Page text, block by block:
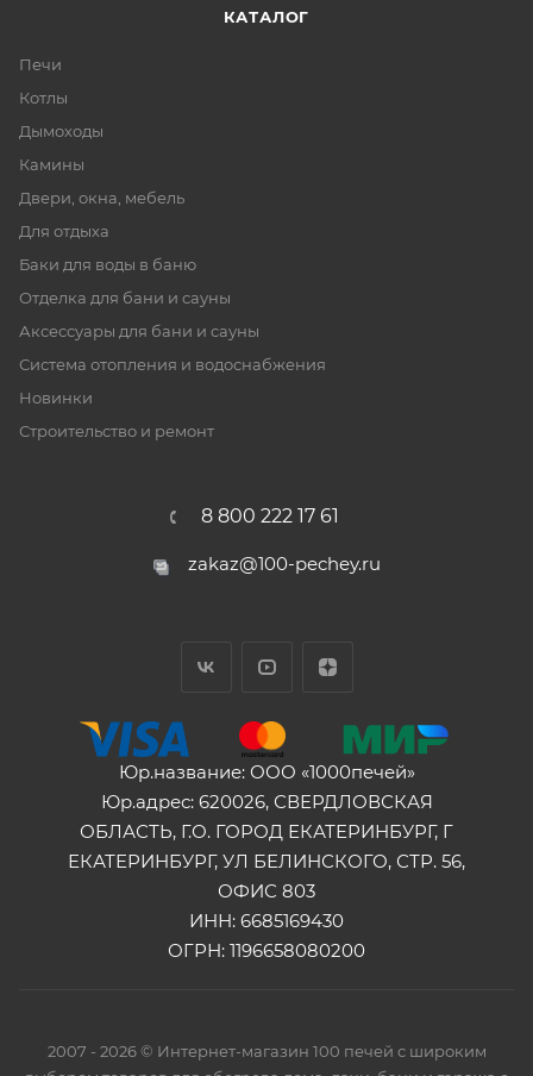
КАТАЛОГ
Печи
Котлы
Дымоходы
Камины
Двери, окна, мебель
Для отдыха
Баки для воды в баню
Отделка для бани и сауны
Аксессуары для бани и сауны
Система отопления и водоснабжения
Новинки
Строительство и ремонт
8 800 222 17 61
zakaz@100-pechey.ru
Юр.название: ООО «1000печей»
Юр.адрес: 620026, СВЕРДЛОВСКАЯ
ОБЛАСТЬ, Г.О. ГОРОД ЕКАТЕРИНБУРГ, Г
ЕКАТЕРИНБУРГ, УЛ БЕЛИНСКОГО, СТР. 56,
ОФИС 803
ИНН: 6685169430
ОГРН: 1196658080200
2007 - 2026 © Интернет-магазин 100 печей с широким